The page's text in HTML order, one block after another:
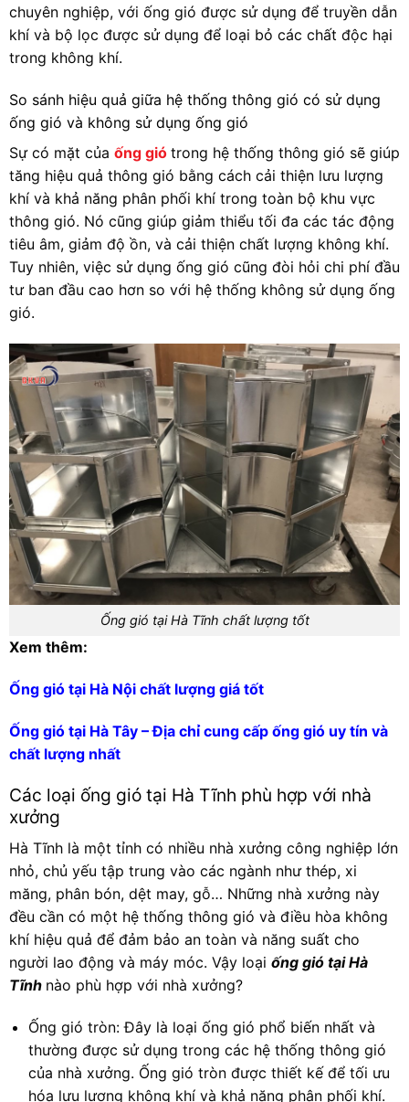
chuyên nghiệp, với ống gió được sử dụng để truyền dẫn
khí và bộ lọc được sử dụng để loại bỏ các chất độc hại
trong không khí.
So sánh hiệu quả giữa hệ thống thông gió có sử dụng
ống gió và không sử dụng ống gió
Sự có mặt của ống gió trong hệ thống thông gió sẽ giúp
tăng hiệu quả thông gió bằng cách cải thiện lưu lượng
khí và khả năng phân phối khí trong toàn bộ khu vực
thông gió. Nó cũng giúp giảm thiểu tối đa các tác động
tiêu âm, giảm độ ồn, và cải thiện chất lượng không khí.
Tuy nhiên, việc sử dụng ống gió cũng đòi hỏi chi phí đầu
tư ban đầu cao hơn so với hệ thống không sử dụng ống
gió.
Ống gió tại Hà Tĩnh chất lượng tốt
Xem thêm:
Ống gió tại Hà Nội chất lượng giá tốt
Ống gió tại Hà Tây – Địa chỉ cung cấp ống gió uy tín và
chất lượng nhất
Các loại ống gió tại Hà Tĩnh phù hợp với nhà
xưởng
Hà Tĩnh là một tỉnh có nhiều nhà xưởng công nghiệp lớn
nhỏ, chủ yếu tập trung vào các ngành như thép, xi
măng, phân bón, dệt may, gỗ… Những nhà xưởng này
đều cần có một hệ thống thông gió và điều hòa không
khí hiệu quả để đảm bảo an toàn và năng suất cho
người lao động và máy móc. Vậy loại ống gió tại Hà
Tĩnh nào phù hợp với nhà xưởng?
Ống gió tròn: Đây là loại ống gió phổ biến nhất và
thường được sử dụng trong các hệ thống thông gió
của nhà xưởng. Ống gió tròn được thiết kế để tối ưu
hóa lưu lượng không khí và khả năng phân phối khí.